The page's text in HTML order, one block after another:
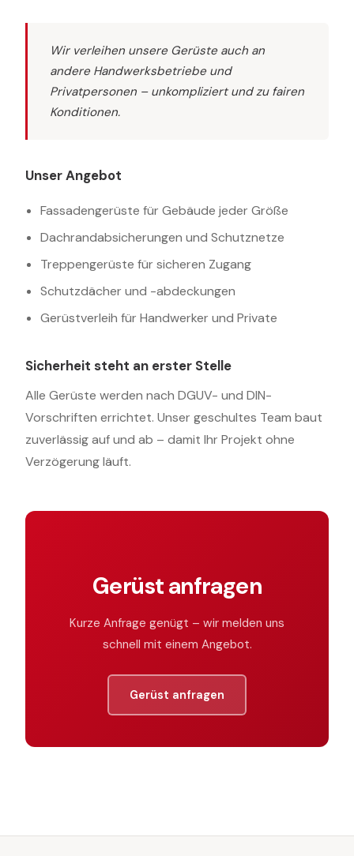
Wir verleihen unsere Gerüste auch an
andere Handwerksbetriebe und
Privatpersonen – unkompliziert und zu fairen
Konditionen.
Unser Angebot
Fassadengerüste für Gebäude jeder Größe
Dachrandabsicherungen und Schutznetze
Treppengerüste für sicheren Zugang
Schutzdächer und -abdeckungen
Gerüstverleih für Handwerker und Private
Sicherheit steht an erster Stelle
Alle Gerüste werden nach DGUV- und DIN-
Vorschriften errichtet. Unser geschultes Team baut
zuverlässig auf und ab – damit Ihr Projekt ohne
Verzögerung läuft.
Gerüst anfragen
Kurze Anfrage genügt – wir melden uns
schnell mit einem Angebot.
Gerüst anfragen